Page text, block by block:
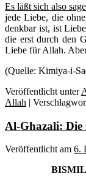
Es läßt sich also
jede Liebe, die
denkbar ist, ist
die erst durch den
Liebe für Allah.
(Quelle: Kimiya-i-
Veröffentlicht unter
Allah |
Al-Ghazali: Die
Veröffentlicht am 6.